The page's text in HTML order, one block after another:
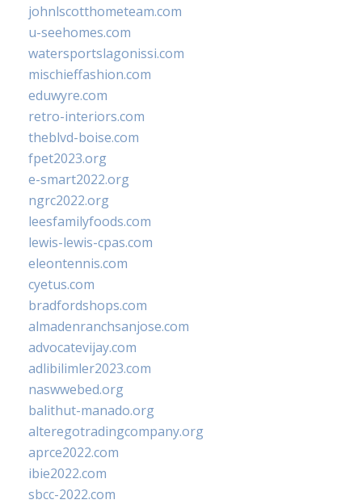
johnlscotthometeam.com
u-seehomes.com
watersportslagonissi.com
mischieffashion.com
eduwyre.com
retro-interiors.com
theblvd-boise.com
fpet2023.org
e-smart2022.org
ngrc2022.org
leesfamilyfoods.com
lewis-lewis-cpas.com
eleontennis.com
cyetus.com
bradfordshops.com
almadenranchsanjose.com
advocatevijay.com
adlibilimler2023.com
naswwebed.org
balithut-manado.org
alteregotradingcompany.org
aprce2022.com
ibie2022.com
sbcc-2022.com